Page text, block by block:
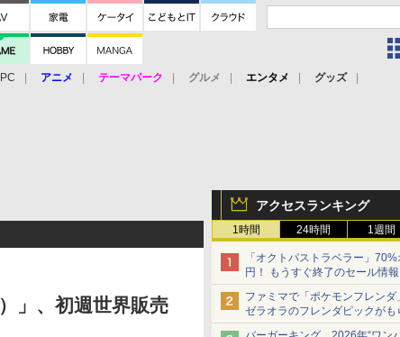
PC アニメ テーマパーク グルメ エンタメ
グッズ
アクセスランキング
1時間 24時間 1週間
「オクトパストラベラー」
円！ もうすぐ終了のセール情
更新】
ニンテンドーeショップでは「
67%オフで990円
ファミマで「ポケモンフレン
ゼラオラのフレンダピックがも
ーン開催！
」、初週世界販売